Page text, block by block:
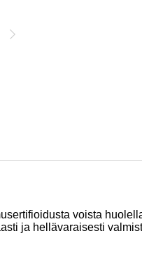
voista
ja hellävaraisesti